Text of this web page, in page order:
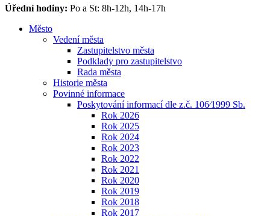
Úřední hodiny: Po a St: 8h-12h, 14h-17h
Město
Vedení města
Zastupitelstvo města
Podklady pro zastupitelstvo
Rada města
Historie města
Povinné informace
Poskytování informací dle z.č. 106⁄1999 Sb.
Rok 2026
Rok 2025
Rok 2024
Rok 2023
Rok 2022
Rok 2021
Rok 2020
Rok 2019
Rok 2018
Rok 2017